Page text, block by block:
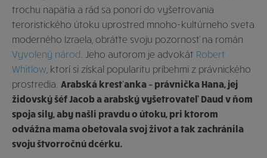
trochu napätia a rád sa ponorí do vyšetrovania
teroristického útoku uprostred mnoho-kultúrneho sveta
moderného Izraela, obráťte svoju pozornosť na román
Vyvolený národ . Jeho autorom je advokát Robert
Whitlow , ktorí si získal popularitu príbehmi z právnického
prostredia. Arabská kresťanka – právnička Hana, jej
židovský šéf Jacob a arabský vyšetrovateľ Daud v ňom
spoja sily, aby našli pravdu o útoku, pri ktorom
odvážna mama obetovala svoj život a tak zachránila
svoju štvorročnú dcérku.